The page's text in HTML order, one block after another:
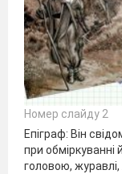
Номер слайду 2
Епіграф: Він
при обміркуванні
головою, журавлі,